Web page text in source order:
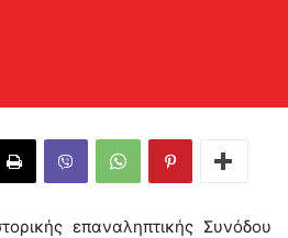
επαναληπτικής Συνόδου